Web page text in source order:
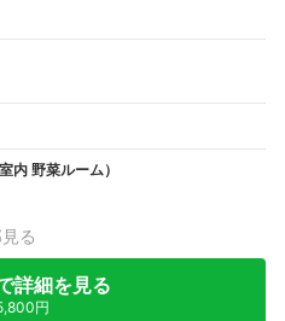
内 野菜ルーム）
る
詳細を見る
円